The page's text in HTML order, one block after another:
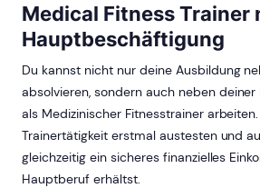
Medical Fitness Trainer
Hauptbeschäftigung
Du kannst nicht nur deine Ausbildung
absolvieren, sondern auch neben
als Medizinischer Fitnesstrainer
Trainertätigkeit erstmal austesten und
gleichzeitig ein sicheres finanzielles
Hauptberuf erhältst.